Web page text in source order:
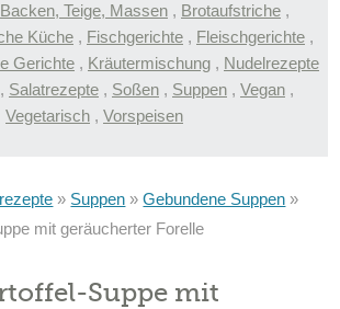
Backen, Teige, Massen , Brotaufstriche ,
Küche , Fischgerichte , Fleischgerichte ,
Gerichte , Kräutermischung , Nudelrezepte
, Salatrezepte , Soßen , Suppen , Vegan ,
Vegetarisch , Vorspeisen
» Suppen »Gebundene Suppen »
mit geräucherter Forelle
Suppe mit